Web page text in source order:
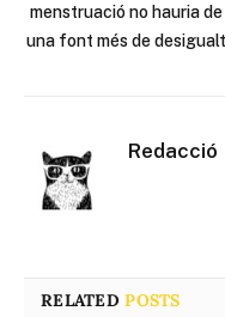
menstruació no hauria
una font més de
Redacció
RELATEDPOSTS